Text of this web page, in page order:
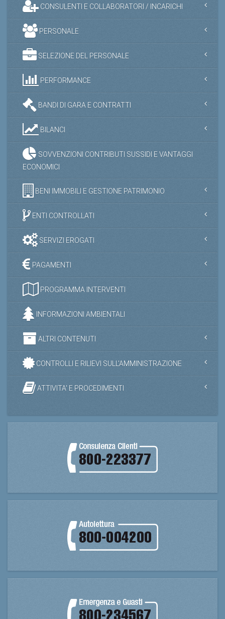
CONSULENTI E COLLABORATORI / INCARICHI
PERSONALE
SELEZIONE DEL PERSONALE
PERFORMANCE
BANDI DI GARA E CONTRATTI
BILANCI
SOVVENZIONI CONTRIBUTI SUSSIDI E VANTAGGI
ECONOMICI
BENI IMMOBILI E GESTIONE PATRIMONIO
ENTI CONTROLLATI
SERVIZI EROGATI
PAGAMENTI
PROGRAMMA INTERVENTI
INFORMAZIONI AMBIENTALI
ALTRI CONTENUTI
CONTROLLI E RILIEVI SULL'AMMINISTRAZIONE
ATTIVITA' E PROCEDIMENTI